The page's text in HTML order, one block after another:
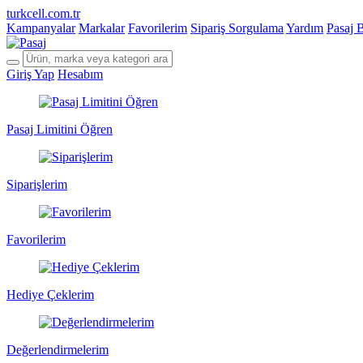
turkcell.com.tr
Kampanyalar Markalar Favorilerim Sipariş Sorgulama Yardım Pasaj
Giriş Yap Hesabım
Pasaj Limitini Öğren
Siparişlerim
Favorilerim
Hediye Çeklerim
Değerlendirmelerim